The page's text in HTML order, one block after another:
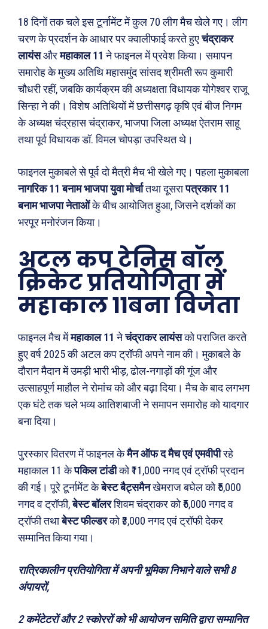
18 दिनों तक चले इस टूर्नामेंट में कुल 70 लीग मैच खेले गए। लीग
चरण के प्रदर्शन के आधार पर क्वालीफाई करते हुएचंद्राकर
लायंसऔरमहाकाल 11 ने फाइनल में प्रवेश किया। समापन
समारोह के मुख्य अतिथि महासमुंद सांसद श्रीमती रूप कुमारी
चौधरी रहीं, जबकि कार्यक्रम की अध्यक्षता विधायक योगेश्वर राजू
सिन्हा ने की। विशेष अतिथियों में छत्तीसगढ़ कृषि एवं बीज निगम
के अध्यक्ष चंद्रहास चंद्राकर, भाजपा जिला अध्यक्ष ऐतराम साहू
तथा पूर्व विधायक डॉ. विमल चोपड़ा उपस्थित थे।
फाइनल मुकाबले से पूर्व दो मैत्री मैच भी खेले गए। पहला मुकाबला
नागरिक 11 बनाम भाजपा युवा मोर्चातथा दूसरापत्रकार 11
बनाम भाजपा नेताओंके बीच आयोजित हुआ, जिसने दर्शकों का
भरपूर मनोरंजन किया।
अटल कप टेनिस बॉल
क्रिकेट प्रतियोगिता में
महाकाल 11बना विजेता
फाइनल मैच मेंमहाकाल 11 नेचंद्राकर लायंसको पराजित करते
हुए वर्ष 2025 की अटल कप ट्रॉफी अपने नाम की। मुकाबले के
दौरान मैदान में उमड़ी भारी भीड़, ढोल-नगाड़ों की गूंज और
उत्साहपूर्ण माहौल ने रोमांच को और बढ़ा दिया। मैच के बाद लगभग
एक घंटे तक चले भव्य आतिशबाजी ने समापन समारोह को यादगार
बना दिया।
पुरस्कार वितरण में फाइनल केमैन ऑफ द मैच एवं एमवीपीरहे
महाकाल 11 केपकिल टांडीको ₹11,000 नगद एवं ट्रॉफी प्रदान
की गई। पूरे टूर्नामेंट केबेस्ट बैट्समैनखेमराज बघेल को ₹5,000
नगद व ट्रॉफी,बेस्ट बॉलरशिवम चंद्राकर को ₹5,000 नगद व
ट्रॉफी तथाबेस्ट फील्डरको ₹3,000 नगद एवं ट्रॉफी देकर
सम्मानित किया गया।
रात्रिकालीन प्रतियोगिता में अपनी भूमिका निभाने वाले सभी 8
अंपायरों,
2 कमेंटेटरों और 2 स्कोररों को भी आयोजन समिति द्वारा सम्मानित